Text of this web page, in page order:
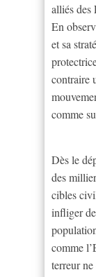
alliés des
En
et sa
contraire
comme
Dès le
des
cibles
infliger
comme
terreur